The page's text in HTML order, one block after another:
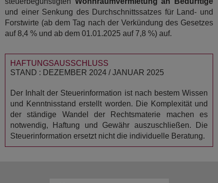
und einer Senkung des Durchschnittssatzes für Land- und
Forstwirte (ab dem Tag nach der Verkündung des Gesetzes
auf 8,4 % und ab dem 01.01.2025 auf 7,8 %) auf.
HAFTUNGSAUSSCHLUSS
STAND : DEZEMBER 2024 / JANUAR 2025
Der Inhalt der Steuerinformation ist nach bestem Wissen
und Kenntnisstand erstellt worden. Die Komplexität und
der ständige Wandel der Rechtsmaterie machen es
notwendig, Haftung und Gewähr auszuschließen. Die
Steuerinformation ersetzt nicht die individuelle Beratung.